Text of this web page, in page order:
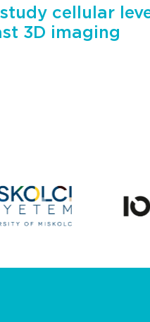
cellular
3D imaging